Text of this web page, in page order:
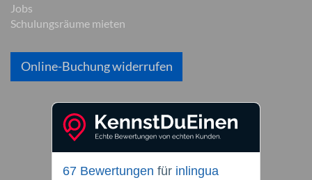
Jobs
Schulungsräume mieten
Online-Buchung widerrufen
67 Bewertungen für inlingua